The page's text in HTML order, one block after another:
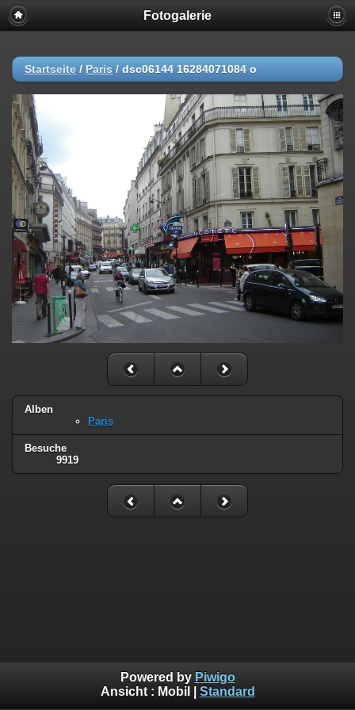
Fotogalerie
Startseite / Paris / dsc06144 16284071084 o
Alben
Paris
Besuche
9919
Powered by Piwigo
Ansicht : Mobil Standard